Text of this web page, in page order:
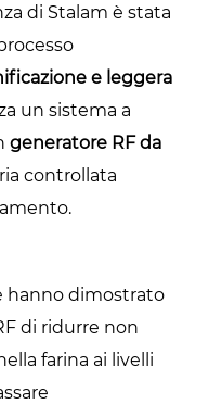
di Stalam è stata
e leggera
un sistema a
generatore RF da
controllata
hanno dimostrato
di ridurre non
farina ai livelli